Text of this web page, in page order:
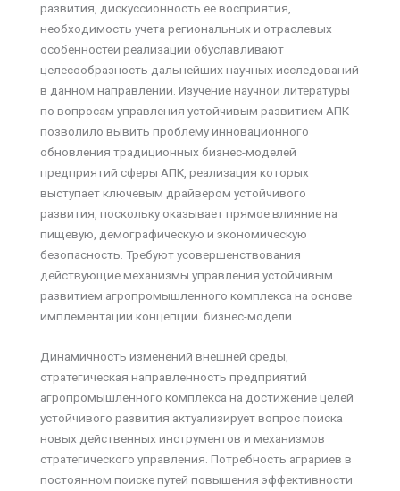
развития, дискуссионность ее восприятия,
необходимость учета региональных и отраслевых
особенностей реализации обуславливают
целесообразность дальнейших научных исследований
в данном направлении. Изучение научной литературы
по вопросам управления устойчивым развитием АПК
позволило вывить проблему инновационного
обновления традиционных бизнес-моделей
предприятий сферы АПК, реализация которых
выступает ключевым драйвером устойчивого
развития, поскольку оказывает прямое влияние на
пищевую, демографическую и экономическую
безопасность. Требуют усовершенствования
действующие механизмы управления устойчивым
развитием агропромышленного комплекса на основе
имплементации концепции бизнес-модели.
Динамичность изменений внешней среды,
стратегическая направленность предприятий
агропромышленного комплекса на достижение целей
устойчивого развития актуализирует вопрос поиска
новых действенных инструментов и механизмов
стратегического управления. Потребность аграриев в
постоянном поиске путей повышения эффективности